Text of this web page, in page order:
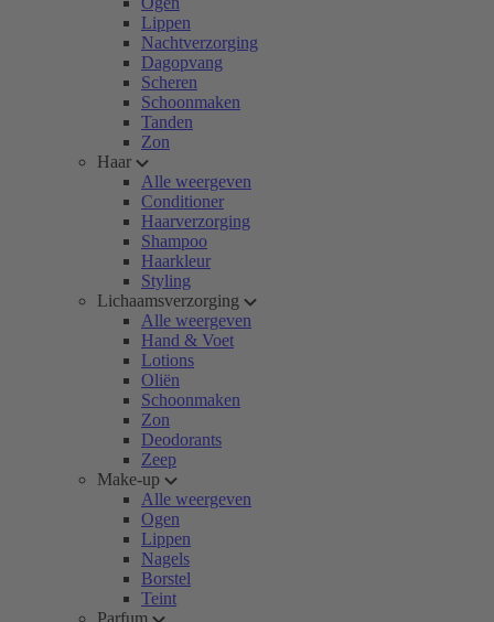
Lippen
Nachtverzorging
Dagopvang
Scheren
Schoonmaken
Tanden
Zon
Haar
Alle weergeven
Conditioner
Haarverzorging
Shampoo
Haarkleur
Styling
Lichaamsverzorging
Alle weergeven
Hand & Voet
Lotions
Oliën
Schoonmaken
Zon
Deodorants
Zeep
Make-up
Alle weergeven
Ogen
Lippen
Nagels
Borstel
Teint
Parfum